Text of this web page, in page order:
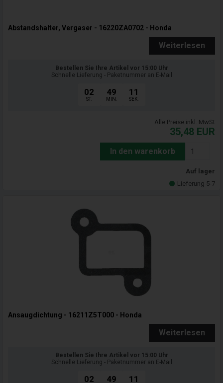
Abstandshalter, Vergaser - 16220ZA0702 - Honda
Weiterlesen
Bestellen Sie Ihre Artikel vor 15:00 Uhr
Schnelle Lieferung - Paketnummer an E-Mail
02
ST.
49
MIN.
09
SEK.
Alle Preise inkl. MwSt
35,48 EUR
In den warenkorb
Auf lager
Lieferung 5-7
Ansaugdichtung - 16211Z5T000 - Honda
Weiterlesen
Bestellen Sie Ihre Artikel vor 15:00 Uhr
Schnelle Lieferung - Paketnummer an E-Mail
02 49 09